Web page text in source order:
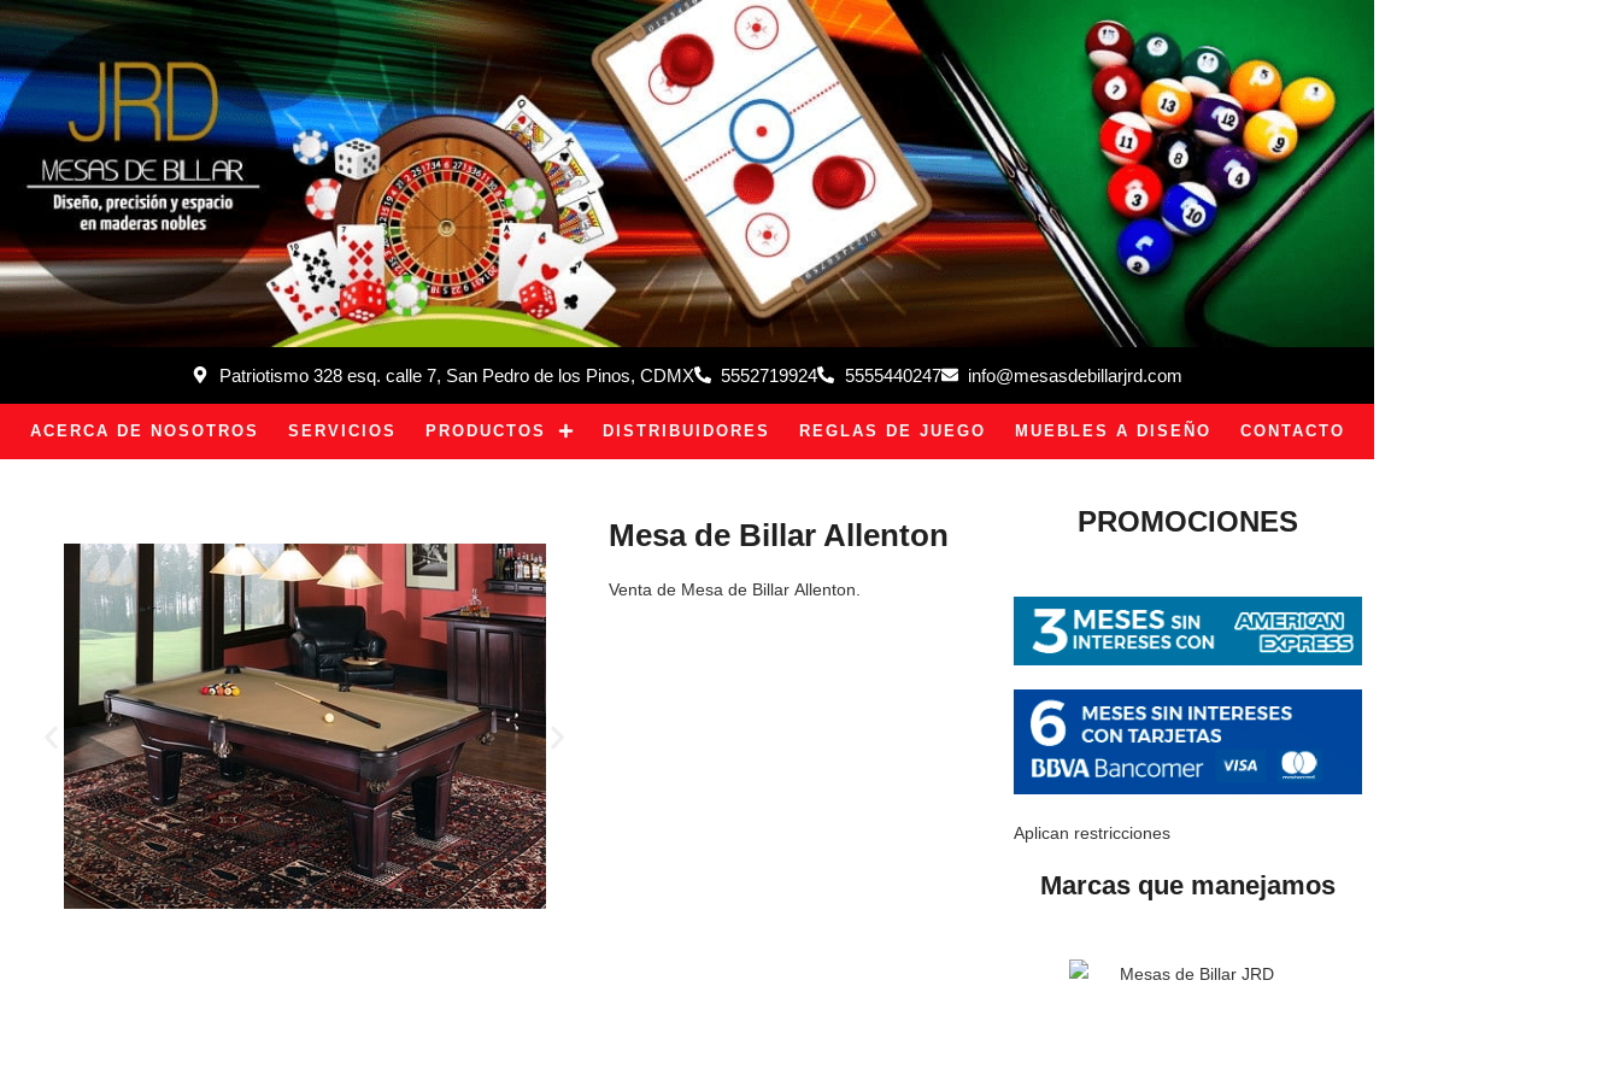
Patriotismo 328 esq. calle 7, San Pedro de los Pinos, CDMX 5552719924 5555440247 info@mesasdebillarjrd.com
ACERCA DE NOSOTROS SERVICIOS PRODUCTOS DISTRIBUIDORES REGLAS DE JUEGO MUEBLES A DISEÑO CONTACTO
Mesa de Billar Allenton
Venta de Mesa de Billar Allenton.
PROMOCIONES
Aplican restricciones
Marcas que manejamos